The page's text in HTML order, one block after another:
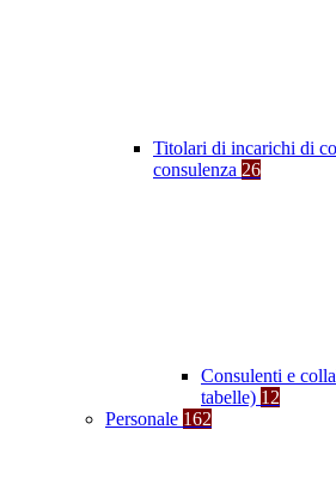
Titolari di incarichi di
consulenza 26
Consulenti e
tabelle) 12
Personale 162